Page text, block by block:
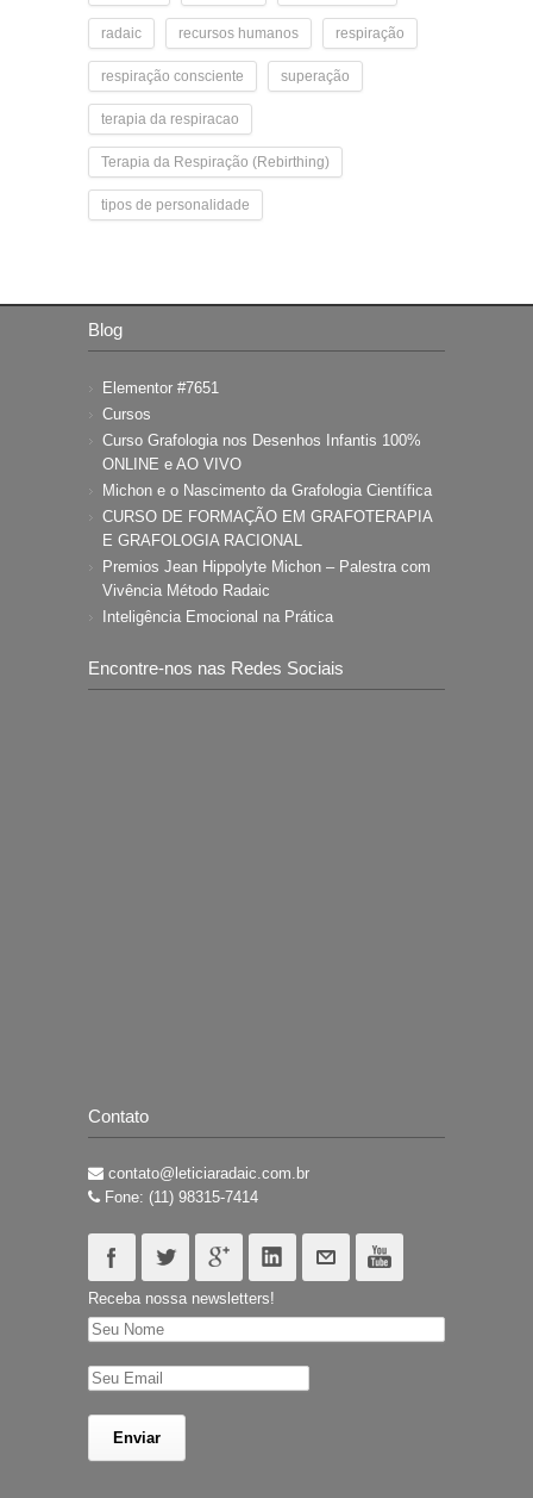
radaic recursos humanos respiração
respiração consciente superação
terapia da respiracao
Terapia da Respiração (Rebirthing)
tipos de personalidade
Blog
Elementor #7651
Cursos
Curso Grafologia nos Desenhos Infantis 100%
ONLINE e AO VIVO
Michon e o Nascimento da Grafologia Científica
CURSO DE FORMAÇÃO EM GRAFOTERAPIA
E GRAFOLOGIA RACIONAL
Premios Jean Hippolyte Michon – Palestra com
Vivência Método Radaic
Inteligência Emocional na Prática
Encontre-nos nas Redes Sociais
Contato
contato@leticiaradaic.com.br
Fone: (11) 98315-7414
Receba nossa newsletters!